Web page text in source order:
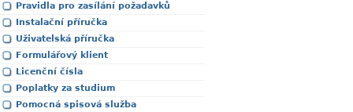
Pravidla pro zasílání požadavků
Instalační příručka
Uživatelská příručka
Formulářový klient
Licenční čísla
Poplatky za studium
Pomocná spisová služba